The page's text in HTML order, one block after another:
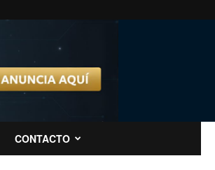
CONTACTO